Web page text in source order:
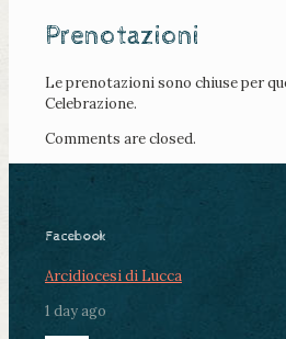
Prenotazioni
Le prenotazioni sono chiuse per
Celebrazione.
Comments are closed.
Facebook
Arcidiocesi di Lucca
1 day ago